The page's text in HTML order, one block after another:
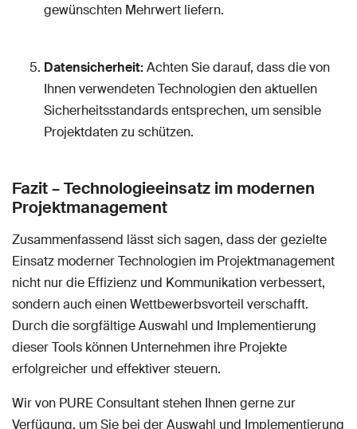
gewünschten Mehrwert liefern.
Datensicherheit:Achten Sie darauf, dass die von
Ihnen verwendeten Technologien den aktuellen
Sicherheitsstandards entsprechen, um sensible
Projektdaten zu schützen.
Fazit – Technologieeinsatz im modernen
Projektmanagement
Zusammenfassend lässt sich sagen, dass der gezielte
Einsatz moderner Technologien im Projektmanagement
nicht nur die Effizienz und Kommunikation verbessert,
sondern auch einen Wettbewerbsvorteil verschafft.
Durch die sorgfältige Auswahl und Implementierung
dieser Tools können Unternehmen ihre Projekte
erfolgreicher und effektiver steuern.
Wir von PURE Consultant stehen Ihnen gerne zur
Verfügung, um Sie bei der Auswahl und Implementierung